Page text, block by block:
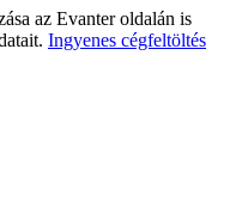
az Evanter oldalán is
Ingyenes cégfeltöltés